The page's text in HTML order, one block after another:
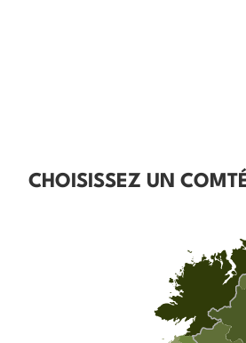
CHOISISSEZ UN